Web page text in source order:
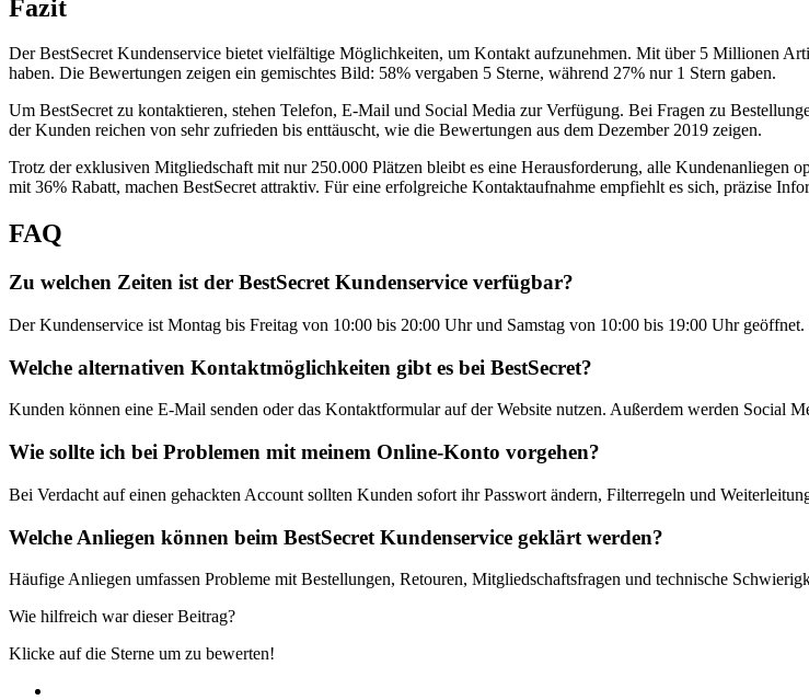
Fazit
Der BestSecret Kundenservice bietet vielfältige Möglichkeiten, um Kontakt aufzunehmen. Mit über 5 Millionen
haben. Die Bewertungen zeigen ein gemischtes Bild: 58% vergaben 5 Sterne, während 27% nur 1 Stern gaben.
Um BestSecret zu kontaktieren, stehen Telefon, E-Mail und Social Media zur Verfügung. Bei Fragen zu
der Kunden reichen von sehr zufrieden bis enttäuscht, wie die Bewertungen aus dem Dezember 2019 zeigen.
Trotz der exklusiven Mitgliedschaft mit nur 250.000 Plätzen bleibt es eine Herausforderung, alle Kundenanliegen
mit 36% Rabatt, machen BestSecret attraktiv. Für eine erfolgreiche Kontaktaufnahme empfiehlt es sich, präzise
FAQ
Zu welchen Zeiten ist der BestSecret Kundenservice verfügbar?
Der Kundenservice ist Montag bis Freitag von 10:00 bis 20:00 Uhr und Samstag von 10:00 bis 19:00 Uhr geöffnet.
Welche alternativen Kontaktmöglichkeiten gibt es bei BestSecret?
Kunden können eine E-Mail senden oder das Kontaktformular auf der Website nutzen. Außerdem werden Social
Wie sollte ich bei Problemen mit meinem Online-Konto vorgehen?
Bei Verdacht auf einen gehackten Account sollten Kunden sofort ihr Passwort ändern, Filterregeln und
Welche Anliegen können beim BestSecret Kundenservice geklärt werden?
Häufige Anliegen umfassen Probleme mit Bestellungen, Retouren, Mitgliedschaftsfragen und technische
Wie hilfreich war dieser Beitrag?
Klicke auf die Sterne um zu bewerten!